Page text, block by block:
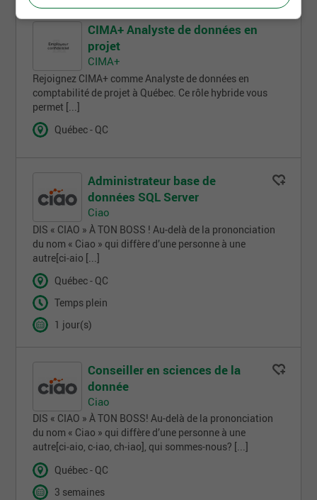
CIMA+ Analyste de données en
projet
CIMA+
Rejoignez CIMA+ comme Analyste de données en
comptabilité de projet à Québec. Ce rôle hybride vous
permet [...]
Québec - QC
Administrateur base de
données SQL Server
Ciao
DIS « CIAO » À TON BOSS ! Au-delà de la prononciation
du nom « Ciao » qui diffère d’une personne à une
autre[ci‑aio [...]
Québec - QC
Temps plein
1 jour(s)
Conseiller en sciences de la
donnée
Ciao
DIS « CIAO » À TON BOSS! Au-delà de la prononciation
du nom « Ciao » qui diffère d’une personne à une
autre[ci‑aio, c‑iao, ch-iao], qui sommes-nous? [...]
Québec - QC
3 semaines